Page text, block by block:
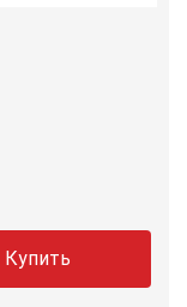
Купить